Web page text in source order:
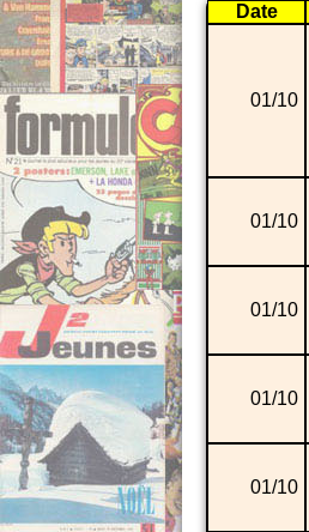
Date
01/10
01/10
01/10
01/10
01/10